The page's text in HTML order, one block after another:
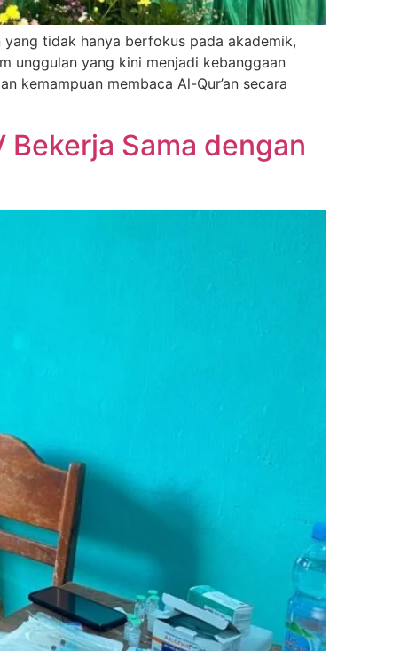
tidak hanya berfokus pada akademik,
unggulan yang kini menjadi kebanggaan
kemampuan membaca Al-Qur’an secara
Bekerja Sama dengan